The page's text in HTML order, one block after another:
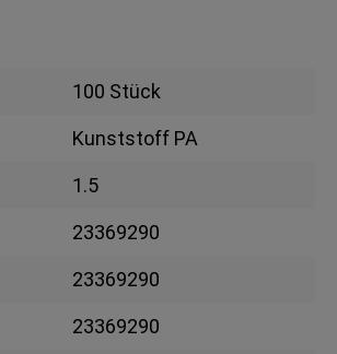
100 Stück
Kunststoff PA
1.5
23369290
23369290
23369290